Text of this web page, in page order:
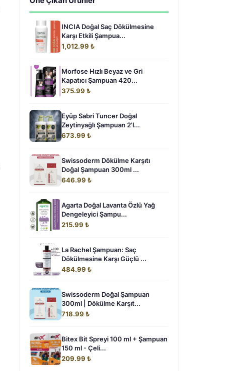
INCIA Doğal Saç Dökülmesine
Karşı Etkili Şampua...
1,012.99 ₺
Morfose Hızlı Beyaz ve Gri
Kapatıcı Şampuan 420...
375.99 ₺
Eyüp Sabri Tuncer Doğal
Zeytinyağlı Şampuan 2'l...
673.99 ₺
Swissoderm Dökülme Karşıtı
Doğal Şampuan 300ml ...
646.99 ₺
Agarta Doğal Lavanta Özlü Yağ
Dengeleyici Şampu...
215.99 ₺
La Rachel Şampuan: Saç
Dökülmesine Karşı Güçlü ...
484.99 ₺
Swissoderm Doğal Şampuan
300ml | Dökülme Karşıt...
718.99 ₺
Bitex Bit Spreyi 100 ml + Şampuan
150 ml - Çeli...
209.99 ₺